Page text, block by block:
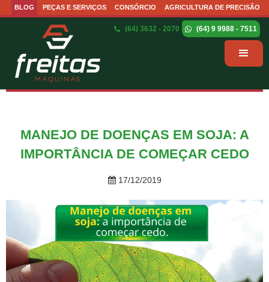
BLOG PEÇAS E SERVIÇOS CONSÓRCIO AGRICULTURA DE PRECISÃO
(64) 3632 - 2070 (64) 9 9988 - 7511
MANEJO DE DOENÇAS EM SOJA: A
IMPORTÂNCIA DE COMEÇAR CEDO
17/12/2019